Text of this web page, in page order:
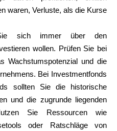
waren, Verluste, als die Kurse
Sie sich immer über den
wollen. Prüfen Sie bei
Wachstumspotenzial und die
Bei Investmentfonds
sollten Sie die historische
und die zugrunde liegenden
Sie Ressourcen wie
oder Ratschläge von